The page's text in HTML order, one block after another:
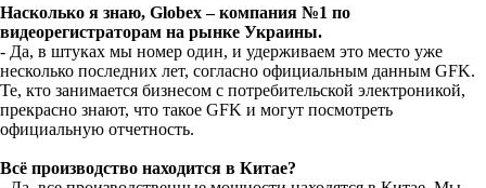
Насколько я знаю, Globex – компания №1 по
видеорегистраторам на рынке Украины.
- Да, в штуках мы номер один, и удерживаем это место уже
несколько последних лет, согласно официальным данным GFK.
Те, кто занимается бизнесом с потребительской электроникой,
прекрасно знают, что такое GFK и могут посмотреть
официальную отчетность.
Всё производство находится в Китае?